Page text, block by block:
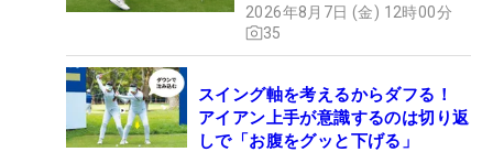
2026年8月7日 (金) 12時00分
35
スイング軸を考えるからダフる！
アイアン上手が意識するのは切り返
しで「お腹をグッと下げる」